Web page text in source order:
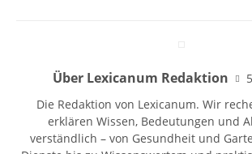
Über Lexicanum Redaktion
Die Redaktion von Lexicanum. Wir
erklären Wissen, Bedeutungen und
verständlich – von Gesundheit und